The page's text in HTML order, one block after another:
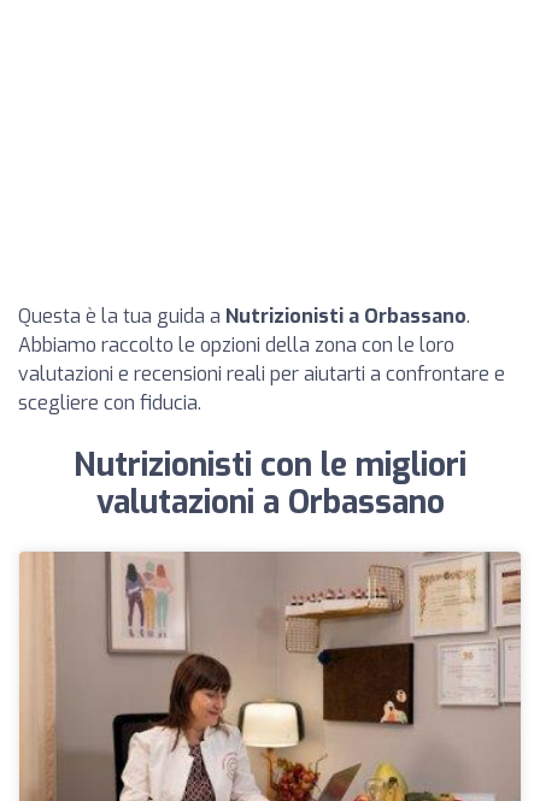
Questa è la tua guida a Nutrizionisti a Orbassano.
Abbiamo raccolto le opzioni della zona con le loro
valutazioni e recensioni reali per aiutarti a confrontare e
scegliere con fiducia.
Nutrizionisti con le migliori
valutazioni a Orbassano